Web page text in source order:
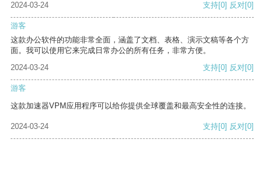
2024-03-24
支持[0] 反对[0]
游客
这款办公软件的功能非常全面，涵盖了文档、表格、演示文稿等各个方
面。我可以使用它来完成日常办公的所有任务，非常方便。
2024-03-24
支持[0] 反对[0]
游客
这款加速器VPM应用程序可以给你提供全球覆盖和最高安全性的连接。
2024-03-24 支持[0] 反对[0]